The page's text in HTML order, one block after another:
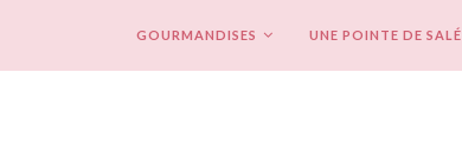
GOURMANDISES UNE POINTE DE SALÉ